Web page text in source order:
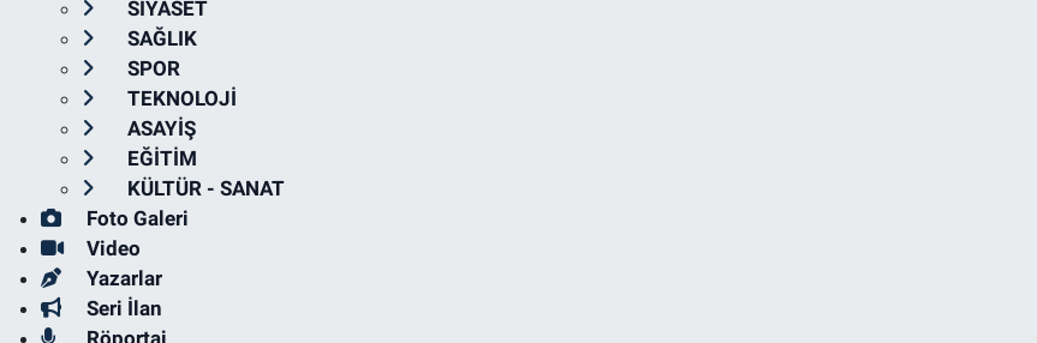
SİYASET
SAĞLIK
SPOR
TEKNOLOJİ
ASAYİŞ
EĞİTİM
KÜLTÜR - SANAT
Foto Galeri
Video
Yazarlar
Seri İlan
Röportaj